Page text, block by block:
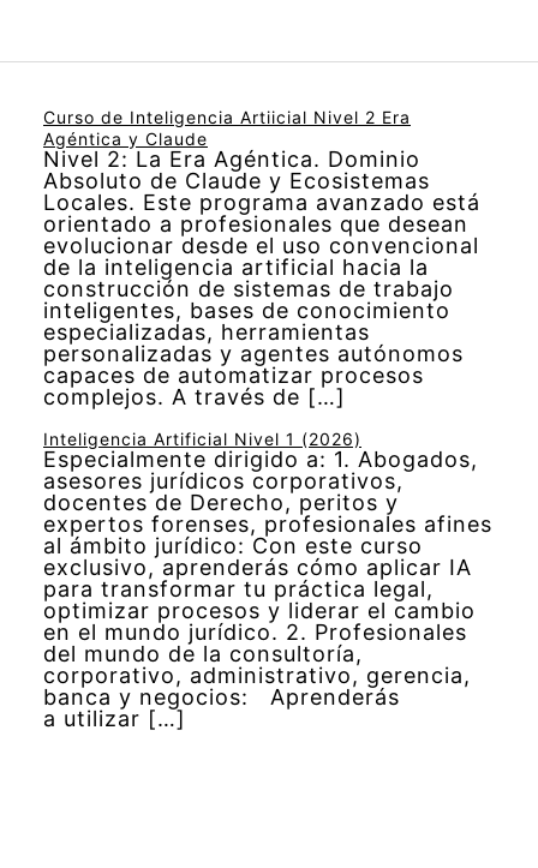
Curso de Inteligencia Artiicial Nivel 2 Era
Agéntica y Claude
Nivel 2: La Era Agéntica. Dominio
Absoluto de Claude y Ecosistemas
Locales. Este programa avanzado está
orientado a profesionales que desean
evolucionar desde el uso convencional
de la inteligencia artificial hacia la
construcción de sistemas de trabajo
inteligentes, bases de conocimiento
especializadas, herramientas
personalizadas y agentes autónomos
capaces de automatizar procesos
complejos. A través de […]
Inteligencia Artificial Nivel 1 (2026)
Especialmente dirigido a: 1. Abogados,
asesores jurídicos corporativos,
docentes de Derecho, peritos y
expertos forenses, profesionales afines
al ámbito jurídico: Con este curso
exclusivo, aprenderás cómo aplicar IA
para transformar tu práctica legal,
optimizar procesos y liderar el cambio
en el mundo jurídico. 2. Profesionales
del mundo de la consultoría,
corporativo, administrativo, gerencia,
banca y negocios: Aprenderás
a utilizar […]